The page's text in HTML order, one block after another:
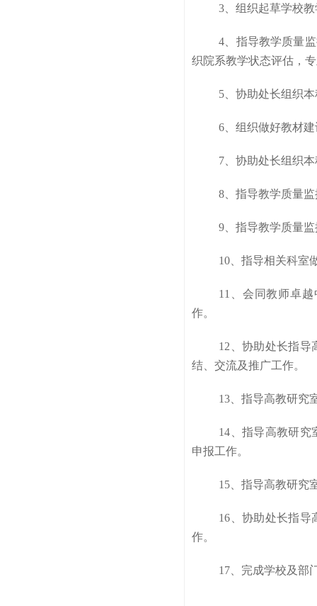
3、组织起草学校
4、指导教学质量
织院系教学状态评估，
5、协助处长组织
6、组织做好教材
7、协助处长组织
8、指导教学质量
9、指导教学质量
10、指导相关科室
11、会同教师卓
作。
12、协助处长指导
结、交流及推广工作。
13、指导高教研究
14、指导高教研究
申报工作。
15、指导高教研究
16、协助处长指导
作。
17、完成学校及部